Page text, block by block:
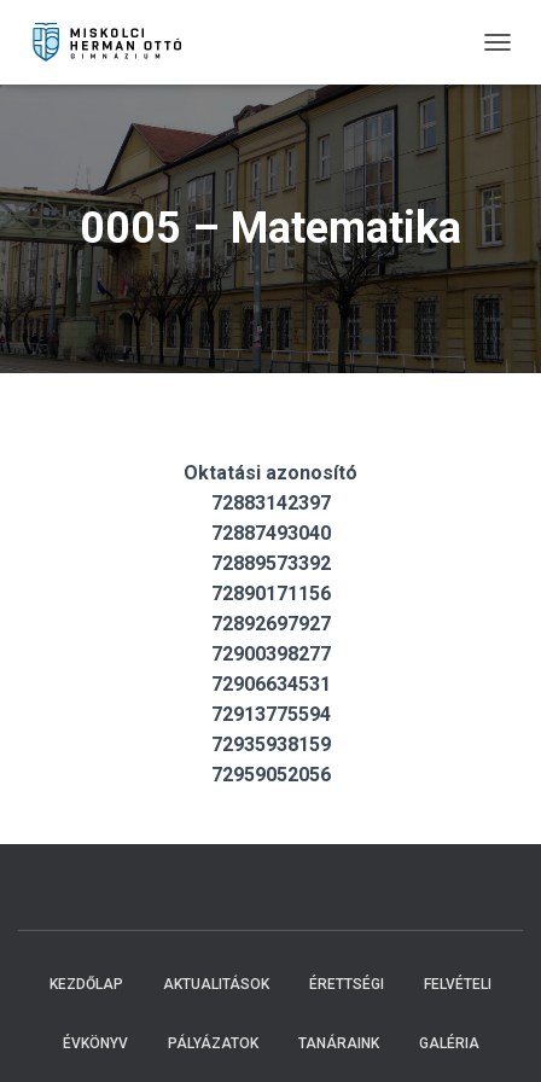
O
G
E
N
A
V
I
G
A
T
I
0005 – Matematika
Oktatási azonosító
72883142397
72887493040
72889573392
72890171156
72892697927
72900398277
72906634531
72913775594
72935938159
72959052056
KEZDŐLAP AKTUALITÁSOK ÉRETTSÉGI FELVÉTELI
ÉVKÖNYV PÁLYÁZATOK TANÁRAINK GALÉRIA